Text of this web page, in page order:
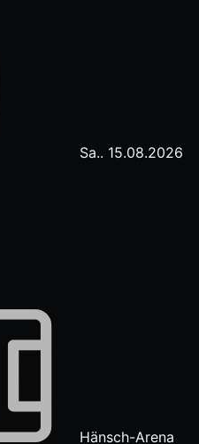
Sa.. 15.08.2026
Hänsch-Arena